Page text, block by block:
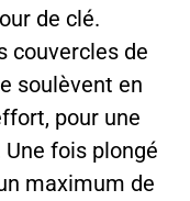
de clé.
couvercles de
soulèvent en
pour une
fois plongé
maximum de